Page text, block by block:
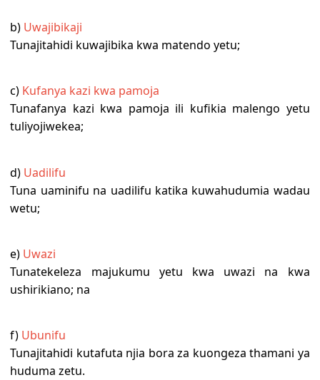
b) Uwajibikaji
Tunajitahidi kuwajibika kwa matendo yetu;
c) Kufanya kazi kwa pamoja
Tunafanya kazi kwa pamoja ili kufikia malengo yetu
tuliyojiwekea;
d) Uadilifu
Tuna uaminifu na uadilifu katika kuwahudumia wadau
wetu;
e) Uwazi
Tunatekeleza majukumu yetu kwa uwazi na kwa
ushirikiano; na
f) Ubunifu
Tunajitahidi kutafuta njia bora za kuongeza thamani ya
huduma zetu.